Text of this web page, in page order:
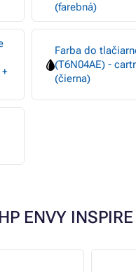
(farebná)
Farba do
(T6N04AE) -
(čierna)
ENVY INSPIRE